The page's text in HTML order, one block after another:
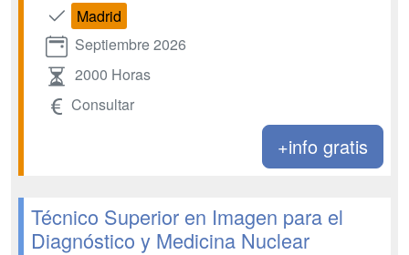
Madrid
Septiembre 2026
2000 Horas
Consultar
+info gratis
Técnico Superior en Imagen para el
Diagnóstico y Medicina Nuclear